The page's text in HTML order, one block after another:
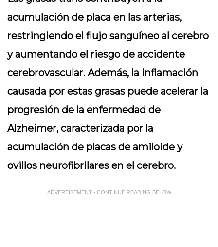
acumulación de placa en las arterias,
restringiendo el flujo sanguíneo al cerebro
y aumentando el riesgo de accidente
cerebrovascular. Además, la inflamación
causada por estas grasas puede acelerar la
progresión de la enfermedad de
Alzheimer, caracterizada por la
acumulación de placas de amiloide y
ovillos neurofibrilares en el cerebro.
ADVERTISEMENT - CONTINUE READING BELOW